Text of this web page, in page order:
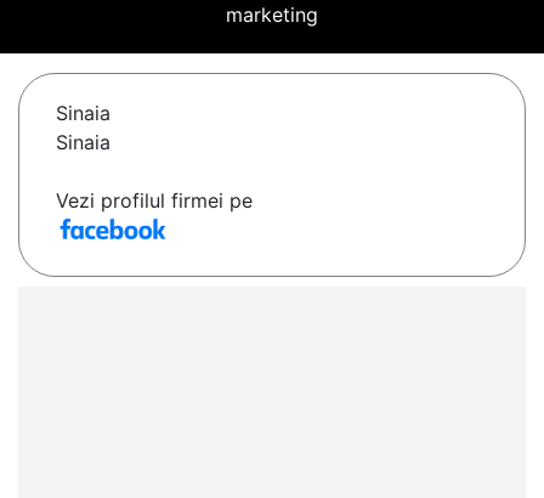
marketing
Sinaia
Sinaia
Vezi profilul firmei pe